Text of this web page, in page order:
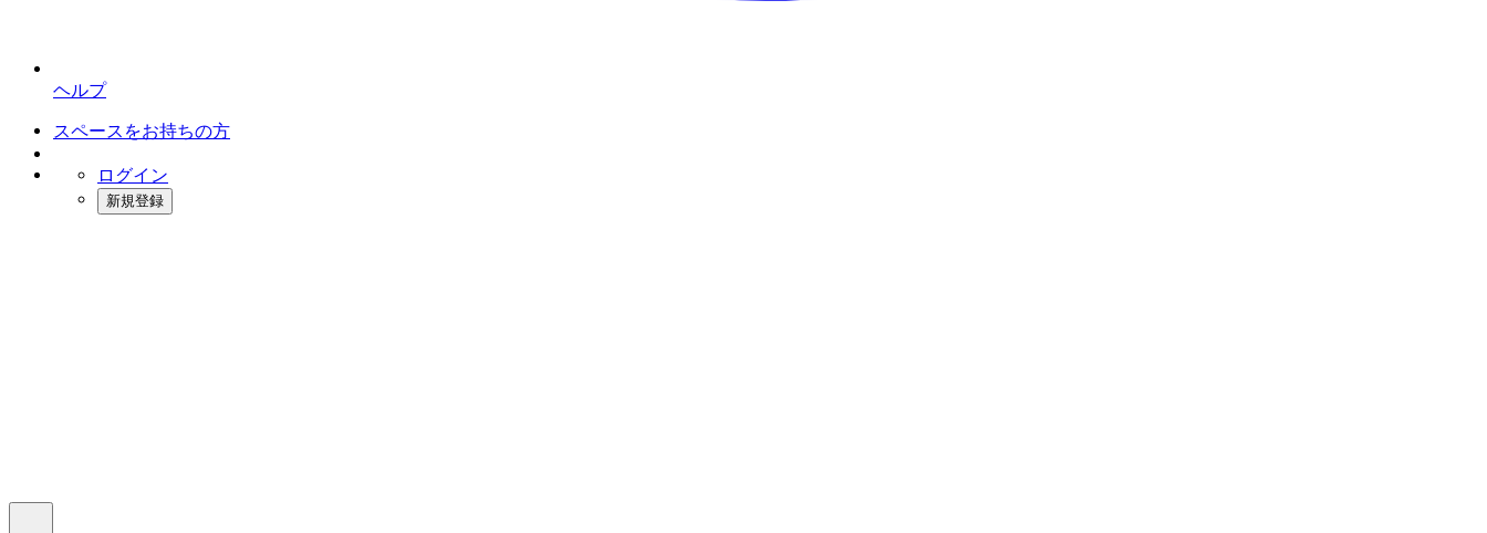
ヘルプ
スペースをお持ちの方
ログイン
新規登録